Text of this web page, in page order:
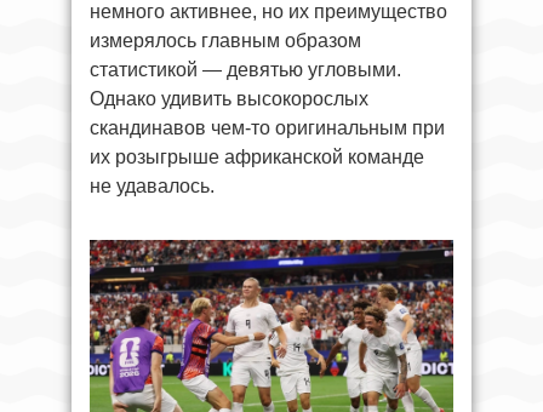
немного активнее, но их преимущество
измерялось главным образом
статистикой — девятью угловыми.
Однако удивить высокорослых
скандинавов чем-то оригинальным при
их розыгрыше африканской команде
не удавалось.